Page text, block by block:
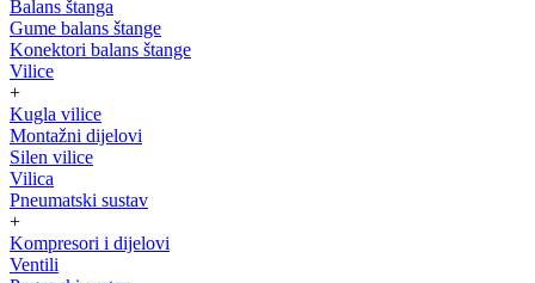
Balans štanga
Gume balans štange
Konektori balans štange
Vilice
+
Kugla vilice
Montažni dijelovi
Silen vilice
Vilica
Pneumatski sustav
+
Kompresori i dijelovi
Ventili